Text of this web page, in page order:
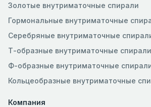
Золотые внутриматочные спирали
Гормональные внутриматочные
Серебряные внутриматочные
Т-образные внутриматочные спирали
Ф-образные внутриматочные
Кольцеобразные внутриматочные
Компания